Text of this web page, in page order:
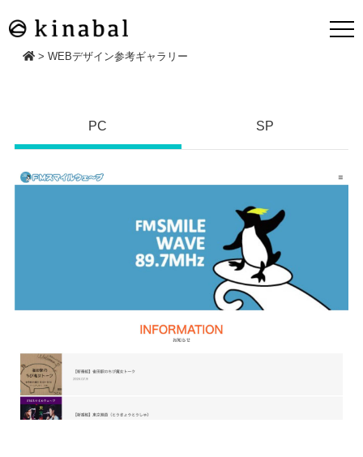
> WEBデザイン参考ギャラリー
PC SP